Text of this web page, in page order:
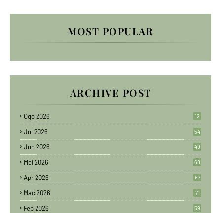
MOST POPULAR
ARCHIVE POST
Ogo 2026 12
Jul 2026 54
Jun 2026 49
Mei 2026 68
Apr 2026 57
Mac 2026 71
Feb 2026 59